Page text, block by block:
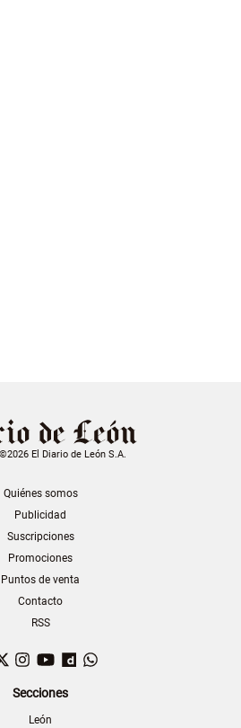
El Diario de León S.A.
Quiénes somos
Publicidad
Suscripciones
Promociones
Puntos de venta
Contacto
RSS
TwitterInstagram
YouTubeDailymotion
Secciones
León